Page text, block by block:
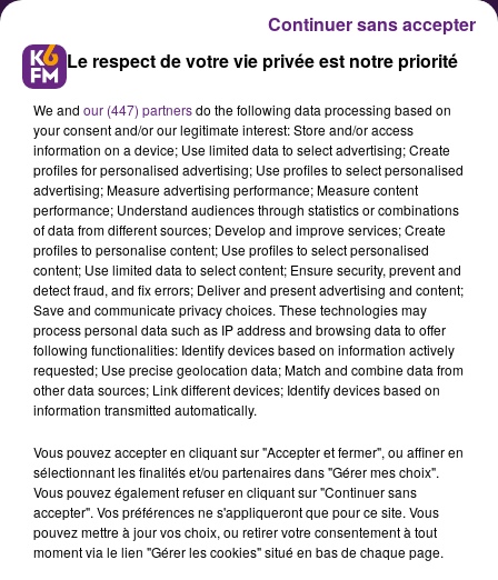
Du neuf sur l’appli Balades en
Bourgogne !
Côte-d’Or Tourisme lance une virée
gourmande en voiture dédiée à la
mythique Nationale 6 dans l’appli
Balades en Bourgogne
Publié : 14 août 2020 à 4h30 par Franck PELLOUX
Le respect de votre vie privée est notre priorité
We and our (447) partnersdo the following data processing based on
your consent and/or our legitimate interest: Store and/or access
information on a device; Use limited data to select advertising; Create
profiles for personalised advertising; Use profiles to select personalised
advertising; Measure advertising performance; Measure content
performance; Understand audiences through statistics or combinations
of data from different sources; Develop and improve services; Create
profiles to personalise content; Use profiles to select personalised
content; Use limited data to select content; Ensure security, prevent and
detect fraud, and fix errors; Deliver and present advertising and content;
Save and communicate privacy choices. These technologies may
process personal data such as IP address and browsing data to offer
following functionalities: Identify devices based on information actively
requested; Use precise geolocation data; Match and combine data from
other data sources; Link different devices; Identify devices based on
information transmitted automatically.
Vous pouvez accepter en cliquant sur "Accepter et fermer", ou affiner en
sélectionnant les finalités et/ou partenaires dans "Gérer mes choix".
Vous pouvez également refuser en cliquant sur "Continuer sans
accepter". Vos préférences ne s'appliqueront que pour ce site. Vous
pouvez mettre à jour vos choix, ou retirer votre consentement à tout
moment via le lien "Gérer les cookies" situé en bas de chaque page.
Continuer sans accepter